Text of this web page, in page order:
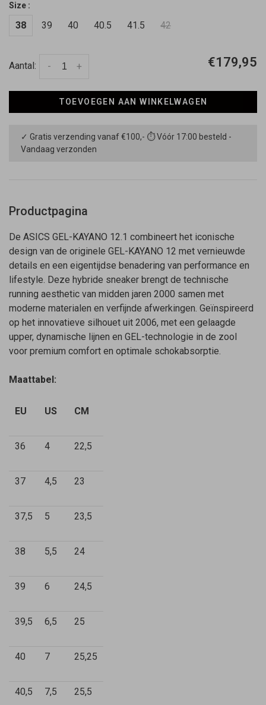
Size :
38 39 40 40.5 41.5 42
Aantal: +
- €179,95
TOEVOEGEN AAN WINKELWAGEN
✓ Gratis verzending vanaf €100,- ⏱ Vóór 17:00 besteld -
Vandaag verzonden
Productpagina
De ASICS GEL-KAYANO 12.1 combineert het iconische
design van de originele GEL-KAYANO 12 met vernieuwde
details en een eigentijdse benadering van performance en
lifestyle. Deze hybride sneaker brengt de technische
running aesthetic van midden jaren 2000 samen met
moderne materialen en verfijnde afwerkingen. Geïnspireerd
op het innovatieve silhouet uit 2006, met een gelaagde
upper, dynamische lijnen en GEL-technologie in de zool
voor premium comfort en optimale schokabsorptie.
Maattabel:
EU US CM
36 4 22,5
37 4,5 23
37,5 5 23,5
38 5,5 24
39 6 24,5
39,5 6,5 25
40 7 25,25
40,5 7,5 25,5